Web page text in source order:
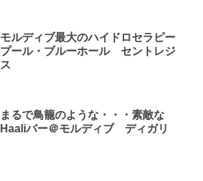
モルディブ最大のハイドロセラピー
プール・ブルーホール セントレジ
ス
まるで鳥籠のような・・・素敵な
Haaliバー＠モルディブ ディガリ